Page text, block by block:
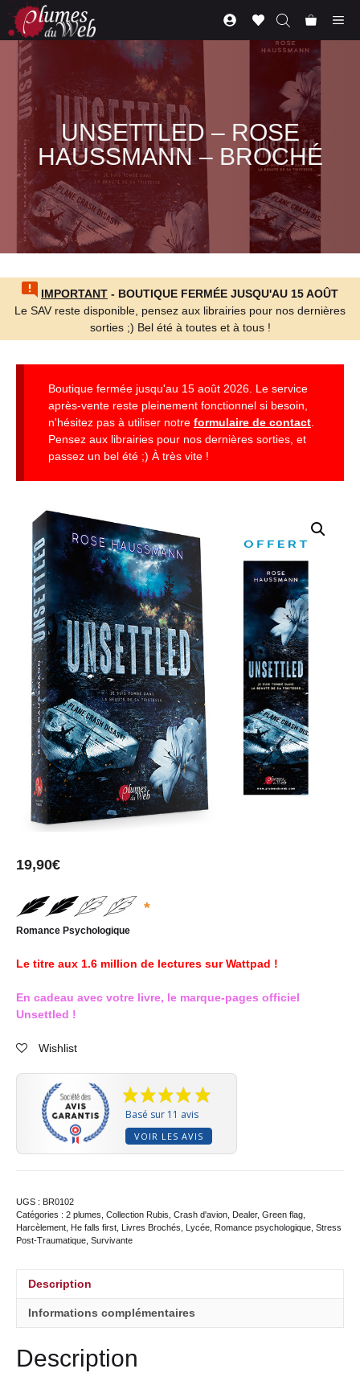
Aller
contenu
UNSETTLED – ROSE
HAUSSMANN – BROCHÉ
IMPORTANT - BOUTIQUE FERMÉE JUSQU'AU 15 AOÛT
Le SAV reste disponible, pensez aux librairies pour nos dernières
sorties ;) Bel été à toutes et à tous !
Boutique fermée jusqu'au 15 août 2026. Le service
après-vente reste pleinement fonctionnel si besoin,
n'hésitez pas à utiliser notre formulaire de contact
Pensez aux librairies pour nos dernières sorties, et
passez un bel été ;) À très vite !
19,90€
*
Romance Psychologique
Le titre aux 1.6 million de lectures sur Wattpad !
En cadeau avec votre livre, le marque-pages officiel
Unsettled !
Wishlist
Basé sur 11 avis
VOIR LES AVIS
UGS : BR0102
Catégories : 2 plumes Collection Rubis Crash d'avion Dealer, Green flag
Harcèlement
He falls first Livres Brochés Lycée Romance psychologique Stress
Post-Traumatique Survivante
Description
Informations complémentaires
Description